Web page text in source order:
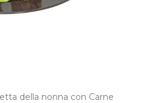
della nonna con Carne